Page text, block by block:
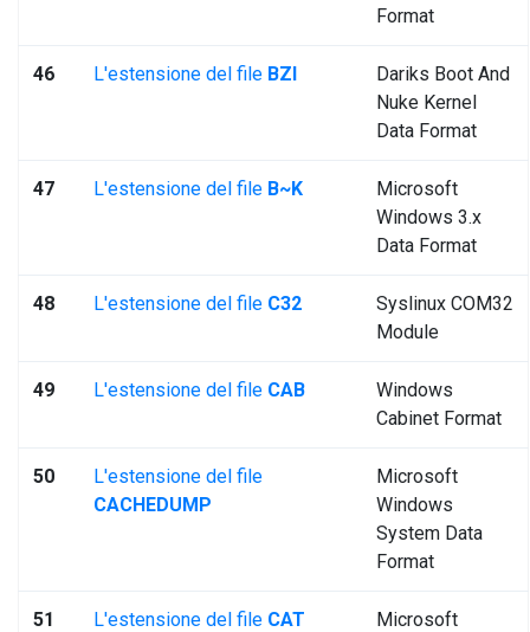
Format
46 L'estensione del file BZI
Dariks Boot And
Nuke Kernel
Data Format
47 L'estensione del file B~K
Microsoft
Windows 3.x
Data Format
48 L'estensione del file C32
Syslinux COM32
Module
49 L'estensione del file CAB
Windows
Cabinet Format
50
L'estensione del file
CACHEDUMP
Microsoft
Windows
System Data
Format
51 L'estensione del file CAT
Microsoft